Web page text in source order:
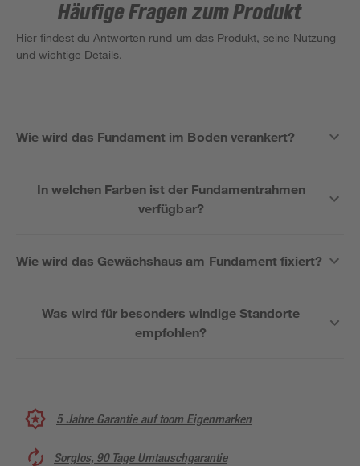
Häufige Fragen zum Produkt
Hier findest du Antworten rund um das Produkt, seine Nutzung
und wichtige Details.
Wie wird das Fundament im Boden verankert?
In welchen Farben ist der Fundamentrahmen
verfügbar?
Wie wird das Gewächshaus am Fundament fixiert?
Was wird für besonders windige Standorte
empfohlen?
5 Jahre Garantie auf toom Eigenmarken
Sorglos, 90 Tage Umtauschgarantie